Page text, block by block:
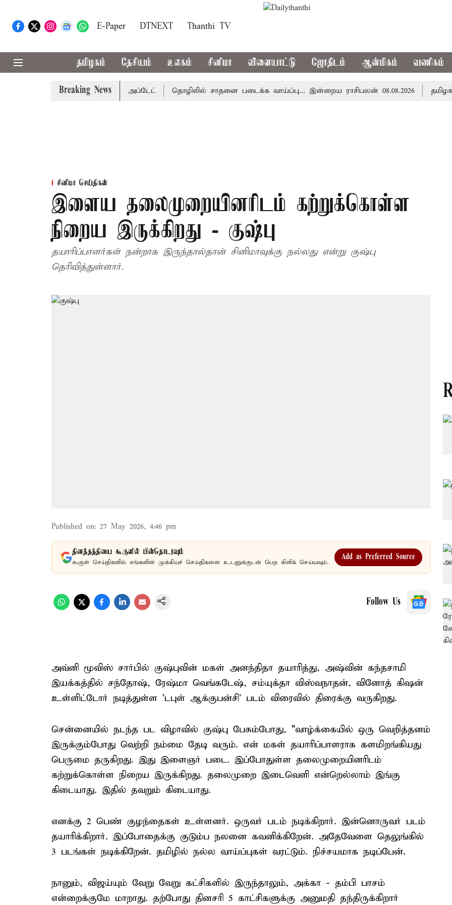
E-Paper DTNEXT Thanthi TV
தமிழகம் தேசியம் உலகம் சினிமா விளையாட்டு ஜோதிடம் ஆன்மிகம் வணிகம்
Breaking News
வாய்ப்பா..? வானிலை மையம் அப்டேட் தொழிலில் சாதனை படைக்க வாய்ப்பு... இன்றைய ராசிபலன் 08.08.2026
சினிமா செய்திகள்
இளைய தலைமுறையினரிடம் கற்றுக்கொள்ள
நிறைய இருக்கிறது - குஷ்பு
தயாரிப்பாளர்கள் நன்றாக இருந்தால்தான் சினிமாவுக்கு நல்லது என்று குஷ்பு
தெரிவித்துள்ளார்.
Published on: 27 May 2026, 4:46 pm
தினத்தந்தியை கூகுளில் பின்தொடரவும்
கூகுள் செய்திகளில் எங்களின் முக்கியச் செய்திகளை உடனுக்குடன் பெற கிளிக் செய்யவும்.
Add as Preferred Source
Follow Us
அவ்னி மூவிஸ் சார்பில் குஷ்புவின் மகள் அனந்திதா தயாரித்து, அஷ்வின் கந்தசாமி
இயக்கத்தில் சந்தோஷ், ரேஷ்மா வெங்கடேஷ், சம்யுக்தா விஸ்வநாதன், வினோத் கிஷன்
உள்ளிட்டோர் நடித்துள்ள 'டபுள் ஆக்குபன்சி' படம் விரைவில் திரைக்கு வருகிறது.
சென்னையில் நடந்த பட விழாவில் குஷ்பு பேசும்போது, "வாழ்க்கையில் ஒரு வெறித்தனம்
இருக்கும்போது வெற்றி நம்மை தேடி வரும். என் மகள் தயாரிப்பாளராக களமிறங்கியது
பெருமை தருகிறது. இது இளைஞர் படை. இப்போதுள்ள தலைமுறையினரிடம்
கற்றுக்கொள்ள நிறைய இருக்கிறது. தலைமுறை இடைவெளி என்றெல்லாம் இங்கு
கிடையாது. இதில் தவறும் கிடையாது.
எனக்கு 2 பெண் குழந்தைகள் உள்ளனர். ஒருவர் படம் நடிக்கிறார். இன்னொருவர் படம்
தயாரிக்கிறார். இப்போதைக்கு குடும்ப நலனை கவனிக்கிறேன். அதேவேளை தெலுங்கில்
3 படங்கள் நடிக்கிறேன். தமிழில் நல்ல வாய்ப்புகள் வரட்டும். நிச்சயமாக நடிப்பேன்.
நானும், விஜய்யும் வேறு வேறு கட்சிகளில் இருந்தாலும், அக்கா - தம்பி பாசம்
என்றைக்குமே மாறாது. தற்போது தினசரி 5 காட்சிகளுக்கு அனுமதி தந்திருக்கிறார்